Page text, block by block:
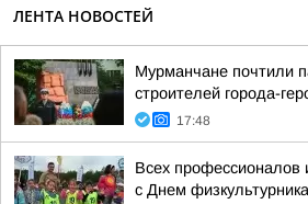
ЛЕНТА НОВОСТЕЙ
Мурманчане почтили
строителей города-
17:48
Всех профессионалов
с Днем